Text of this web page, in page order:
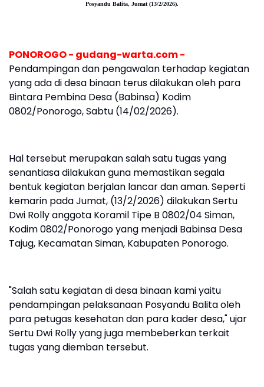
Posyandu Balita, Jumat (13/2/2026).
PONOROGO - gudang-warta.com -
Pendampingan dan pengawalan terhadap kegiatan
yang ada di desa binaan terus dilakukan oleh para
Bintara Pembina Desa (Babinsa) Kodim
0802/Ponorogo, Sabtu (14/02/2026).
Hal tersebut merupakan salah satu tugas yang
senantiasa dilakukan guna memastikan segala
bentuk kegiatan berjalan lancar dan aman. Seperti
kemarin pada Jumat, (13/2/2026) dilakukan Sertu
Dwi Rolly anggota Koramil Tipe B 0802/04 Siman,
Kodim 0802/Ponorogo yang menjadi Babinsa Desa
Tajug, Kecamatan Siman, Kabupaten Ponorogo.
"Salah satu kegiatan di desa binaan kami yaitu
pendampingan pelaksanaan Posyandu Balita oleh
para petugas kesehatan dan para kader desa," ujar
Sertu Dwi Rolly yang juga membeberkan terkait
tugas yang diemban tersebut.